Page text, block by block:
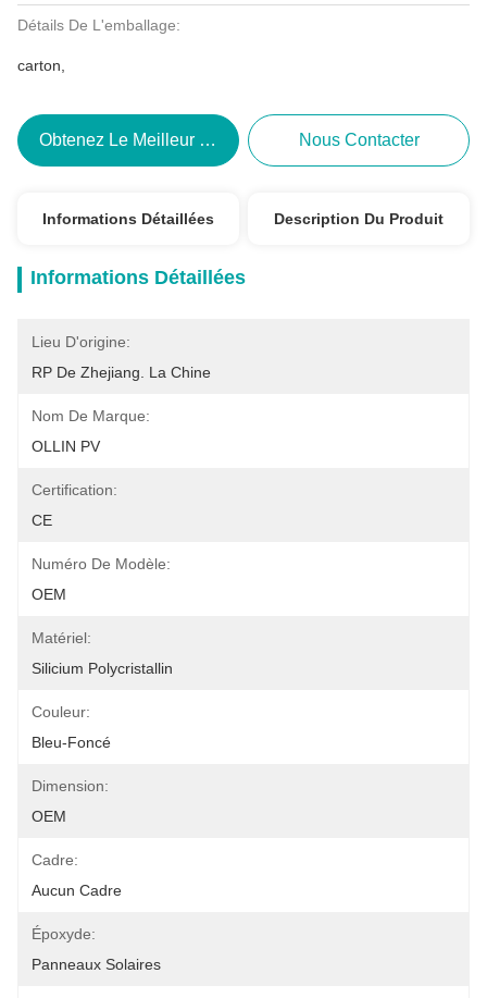
Détails De L'emballage:
carton,
Obtenez Le Meilleur Prix Nous Contacter
Informations Détaillées Description Du Produit
Informations Détaillées
Lieu D'origine:
RP De Zhejiang. La Chine
Nom De Marque:
OLLIN PV
Certification:
CE
Numéro De Modèle:
OEM
Matériel:
Silicium Polycristallin
Couleur:
Bleu-Foncé
Dimension:
OEM
Cadre:
Aucun Cadre
Époxyde:
Panneaux Solaires